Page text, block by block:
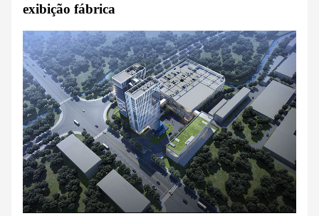
exibição fábrica